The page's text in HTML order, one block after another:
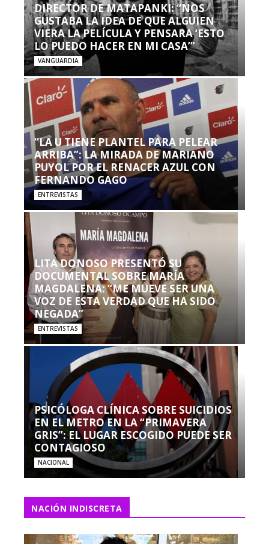
DIRECTOR DE MATAPANKI: “NOS
GUSTABA LA IDEA DE QUE ALGUIEN
VIERA LA PELÍCULA Y PENSARA ‘ESTO
LO PUEDO HACER EN MI CASA’”
VANGUARDIA
“LA U TIENE PLANTEL PARA PELEAR
ARRIBA”: LA MIRADA DE MARIANO
PUYOL POR EL RENACER AZUL CON
FERNANDO GAGO
ENTREVISTAS
LITA DONOSO PRESENTÓ SU
DOCUMENTAL SOBRE MARÍA
MAGDALENA: “ME MUEVE SER UNA
VOZ DE ESTA VERDAD QUE HA SIDO
NEGADA”
ENTREVISTAS
PSICÓLOGA CLÍNICA SOBRE SUICIDIOS
EN EL METRO EN LA “PRIMAVERA
GRIS”: EL LUGAR ESCOGIDO PUEDE SER
CONTAGIOSO
NACIONAL
NACIÓN INDISCRETA